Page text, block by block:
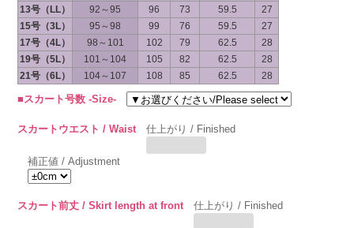
13号（LL）
92～95 96 73 59.5
27
15号（3L）
95～98 99 76 59.5
27
17号（4L）
98～101 102 79 62.5
28
19号（5L）
101～104 105 82 62.5
28
21号（6L）
104～107 108 85 62.5 28
■スカート号数 -Size-
スカートウエスト / Waist 仕上がり / Finished
補正値 / Adjustment
スカート前丈 / Skirt length at front 仕上がり / Finished